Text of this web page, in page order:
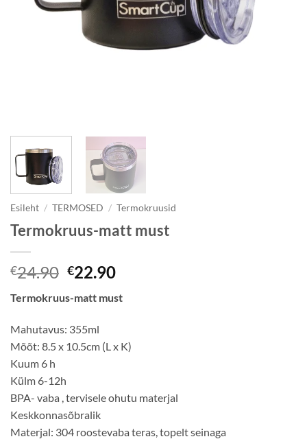
Esileht / TERMOSED / Termokruusid
Termokruus-matt must
€24.90 Algne
oli:
€22.90Current
is:
Termokruus-matt must
Mahutavus: 355ml
Mõõt: 8.5 x 10.5cm (L x K)
Kuum 6 h
Külm 6-12h
BPA- vaba , tervisele ohutu materjal
Keskkonnasõbralik
Materjal: 304 roostevaba teras, topelt seinaga